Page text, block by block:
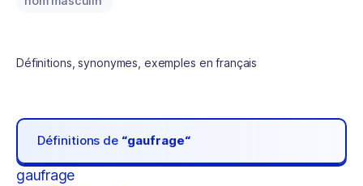
Définitions, synonymes, exemples en français
Définitions de “gaufrage“
gaufrage